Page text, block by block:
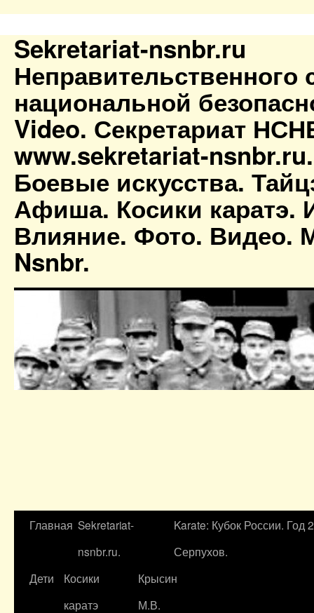
Sekretariat-nsnbr.ru
Неправительственного
национальной
Video. Секретариат
www.sekretariat-
Боевые искусства.
Афиша. Косики каратэ.
Влияние. Фото. Видео.
Nsnbr.
Главная Sekretariat-
nsnbr.ru.
Karate: Кубок России. Год
Серпухов.
Дети
Косики
каратэ
Крысин
М.В.